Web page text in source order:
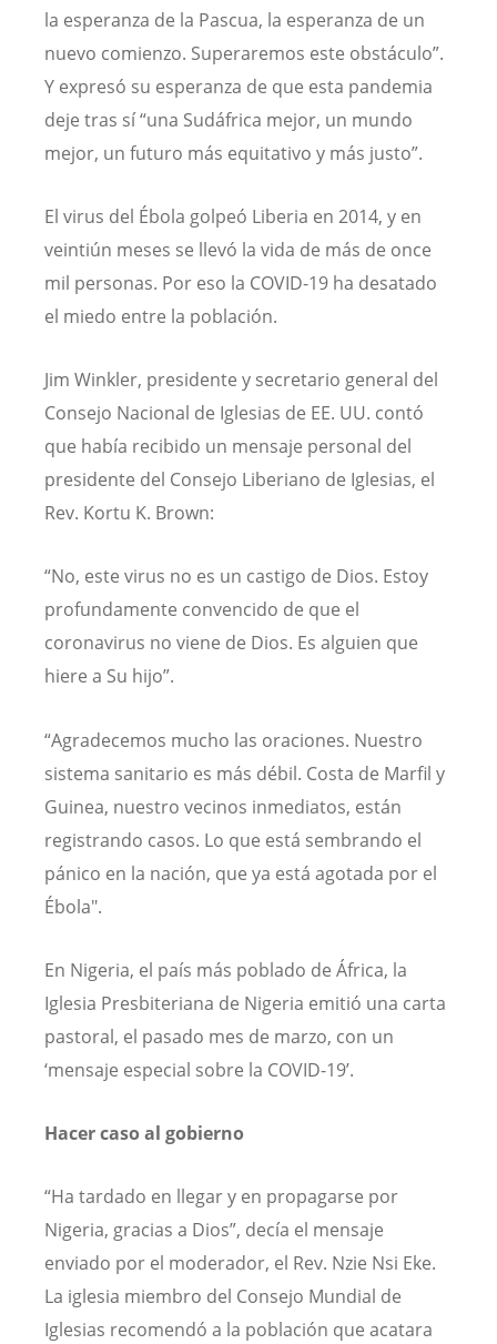
la esperanza de la Pascua, la esperanza de un
nuevo comienzo. Superaremos este obstáculo”.
Y expresó su esperanza de que esta pandemia
deje tras sí “una Sudáfrica mejor, un mundo
mejor, un futuro más equitativo y más justo”.
El virus del Ébola golpeó Liberia en 2014, y en
veintiún meses se llevó la vida de más de once
mil personas. Por eso la COVID-19 ha desatado
el miedo entre la población.
Jim Winkler, presidente y secretario general del
Consejo Nacional de Iglesias de EE. UU. contó
que había recibido un mensaje personal del
presidente del Consejo Liberiano de Iglesias, el
Rev. Kortu K. Brown:
“No, este virus no es un castigo de Dios. Estoy
profundamente convencido de que el
coronavirus no viene de Dios. Es alguien que
hiere a Su hijo”.
“Agradecemos mucho las oraciones. Nuestro
sistema sanitario es más débil. Costa de Marfil y
Guinea, nuestro vecinos inmediatos, están
registrando casos. Lo que está sembrando el
pánico en la nación, que ya está agotada por el
Ébola".
En Nigeria, el país más poblado de África, la
Iglesia Presbiteriana de Nigeria emitió una carta
pastoral, el pasado mes de marzo, con un
‘mensaje especial sobre la COVID-19’.
Hacer caso al gobierno
“Ha tardado en llegar y en propagarse por
Nigeria, gracias a Dios”, decía el mensaje
enviado por el moderador, el Rev. Nzie Nsi Eke.
La iglesia miembro del Consejo Mundial de
Iglesias recomendó a la población que acatara